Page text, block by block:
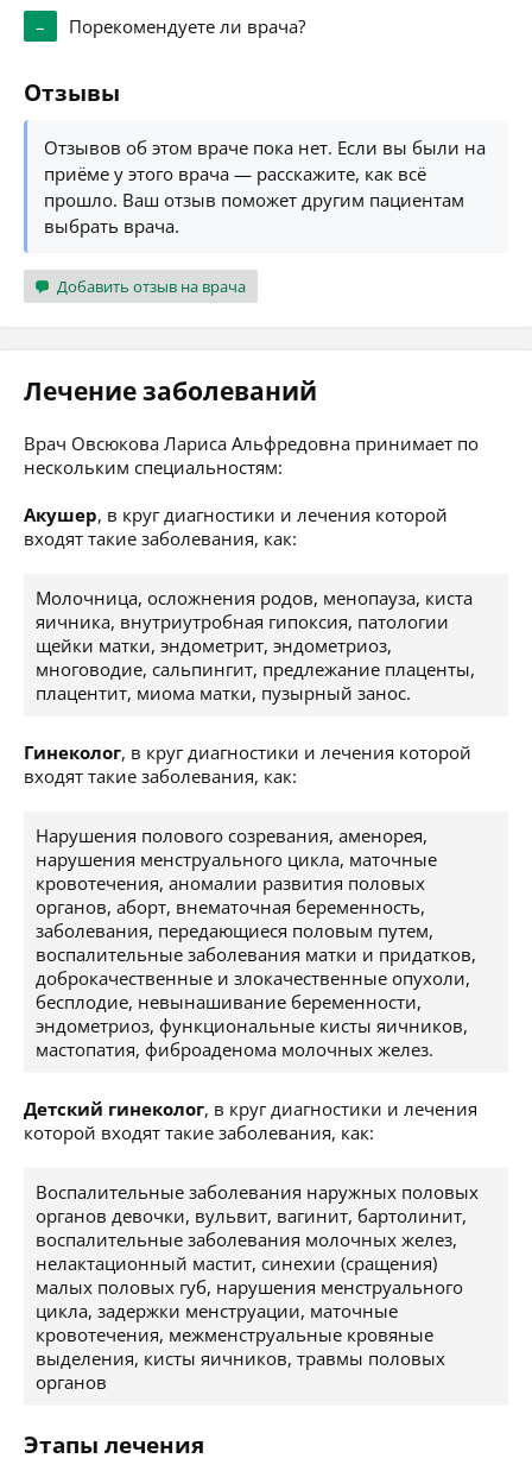
– Порекомендуете ли врача?
Отзывы
Отзывов об этом враче пока нет. Если вы были на
приёме у этого врача — расскажите, как всё
прошло. Ваш отзыв поможет другим пациентам
выбрать врача.
Добавить отзыв на врача
Лечение заболеваний
Врач Овсюкова Лариса Альфредовна принимает по
нескольким специальностям:
Акушер, в круг диагностики и лечения которой
входят такие заболевания, как:
Молочница, осложнения родов, менопауза, киста
яичника, внутриутробная гипоксия, патологии
щейки матки, эндометрит, эндометриоз,
многоводие, сальпингит, предлежание плаценты,
плацентит, миома матки, пузырный занос.
Гинеколог, в круг диагностики и лечения которой
входят такие заболевания, как:
Нарушения полового созревания, аменорея,
нарушения менструального цикла, маточные
кровотечения, аномалии развития половых
органов, аборт, внематочная беременность,
заболевания, передающиеся половым путем,
воспалительные заболевания матки и придатков,
доброкачественные и злокачественные опухоли,
бесплодие, невынашивание беременности,
эндометриоз, функциональные кисты яичников,
мастопатия, фиброаденома молочных желез.
Детский гинеколог, в круг диагностики и лечения
которой входят такие заболевания, как:
Воспалительные заболевания наружных половых
органов девочки, вульвит, вагинит, бартолинит,
воспалительные заболевания молочных желез,
нелактационный мастит, синехии (сращения)
малых половых губ, нарушения менструального
цикла, задержки менструации, маточные
кровотечения, межменструальные кровяные
выделения, кисты яичников, травмы половых
органов
Этапы лечения